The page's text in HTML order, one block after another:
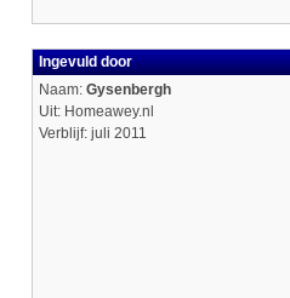
Ingevuld door
Naam: Gysenbergh
Uit: Homeawey.nl
Verblijf: juli 2011